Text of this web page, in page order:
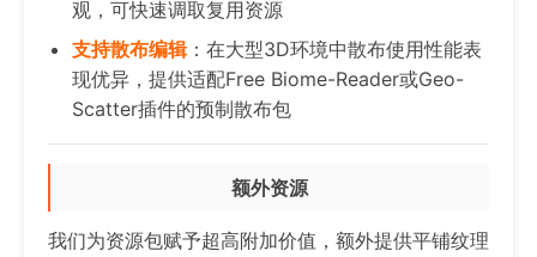
观，可快速调取复用资源
支持散布编辑：在大型3D环境中散布使用性能表
现优异，提供适配Free Biome-Reader或Geo-
Scatter插件的预制散布包
额外资源
我们为资源包赋予超高附加价值，额外提供平铺纹理